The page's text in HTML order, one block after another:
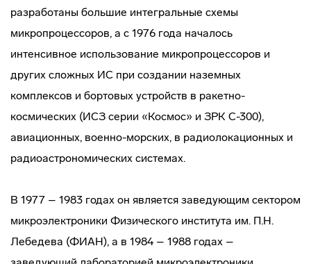
разработаны большие интегральные схемы
микропроцессоров, а с 1976 года началось
интенсивное использование микропроцессоров и
других сложных ИС при создании наземных
комплексов и бортовых устройств в ракетно-
космических (ИСЗ серии «Космос» и ЗРК С-300),
авиационных, военно-морских, в радиолокационных и
радиоастрономических системах.
В 1977 – 1983 годах он является заведующим сектором
микроэлектроники Физического института им. П.Н.
Лебедева (ФИАН), а в 1984 – 1988 годах –